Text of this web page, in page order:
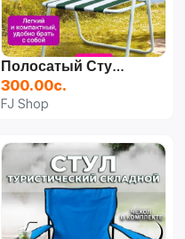
Полосатый Стул Для Пикника На Пляже Зеленый Белый
300.00с.
FJ Shop